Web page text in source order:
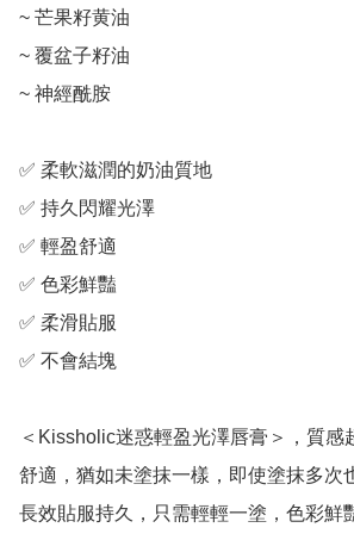
~ 芒果籽黄油
~ 覆盆子籽油
~ 神經酰胺
✅ 柔軟滋潤的奶油質地
✅ 持久閃耀光澤
✅ 輕盈舒適
✅ 色彩鮮豔
✅ 柔滑貼服
✅ 不會結塊
＜Kissholic迷惑輕盈光澤唇膏＞，質感
舒適，猶如未塗抹一樣，即使塗抹多次
長效貼服持久，只需輕輕一塗，色彩鮮